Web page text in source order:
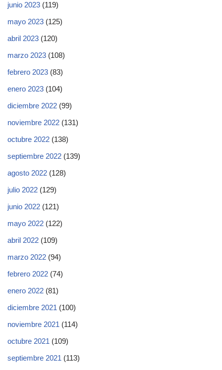
junio 2023 (119)
mayo 2023 (125)
abril 2023 (120)
marzo 2023 (108)
febrero 2023 (83)
enero 2023 (104)
diciembre 2022 (99)
noviembre 2022 (131)
octubre 2022 (138)
septiembre 2022 (139)
agosto 2022 (128)
julio 2022 (129)
junio 2022 (121)
mayo 2022 (122)
abril 2022 (109)
marzo 2022 (94)
febrero 2022 (74)
enero 2022 (81)
diciembre 2021 (100)
noviembre 2021 (114)
octubre 2021 (109)
septiembre 2021 (113)